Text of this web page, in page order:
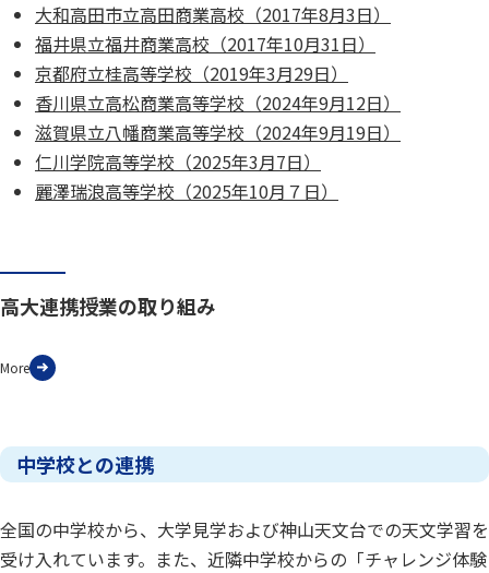
大和高田市立高田商業高校（2017年8月3日）
福井県立福井商業高校（2017年10月31日）
京都府立桂高等学校（2019年3月29日）
香川県立高松商業高等学校（2024年9月12日）
滋賀県立八幡商業高等学校（2024年9月19日）
仁川学院高等学校（2025年3月7日）
麗澤瑞浪高等学校（2025年10月７日）
高大連携授業の取り組み
More
中学校との連携
全国の中学校から、大学見学および神山天文台での天文学習を
受け入れています。また、近隣中学校からの「チャレンジ体験